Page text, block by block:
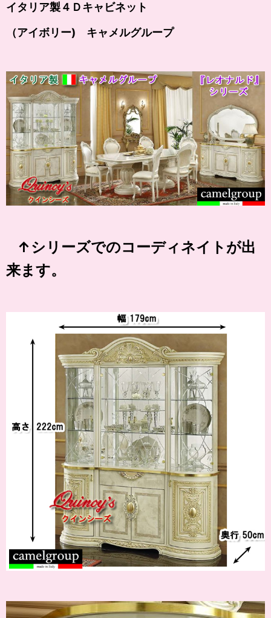
イタリア製４Ｄキャビネット
（アイボリー) キャメルグループ
↑シリーズでのコーディネイトが出
来ます。